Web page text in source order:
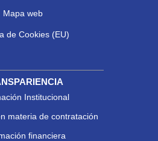
Mapa web
de Cookies (EU)
Institucional
materia de contratación
financiera